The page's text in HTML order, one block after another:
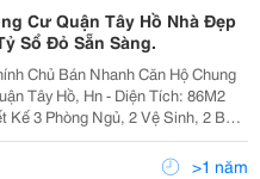
Cư Quận Tây Hồ Nhà Đẹp
Sổ Đỏ Sẵn Sàng.
Tây Hồ, Hn - Diện Tích: 86M2
Kế 3 Phòng Ngủ, 2 Vệ Sinh, 2 Ban
View Thoáng. - Nhà Mới , Nội Thất
Sàng. - Tiện Ích Đi...
>1 năm